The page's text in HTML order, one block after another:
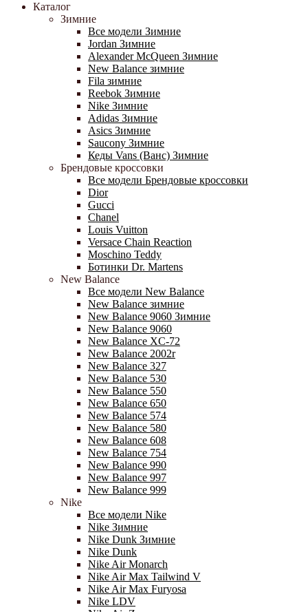
Каталог
Зимние
Все модели Зимние
Jordan Зимние
Alexander McQueen Зимние
New Balance зимние
Fila зимние
Reebok Зимние
Nike Зимние
Adidas Зимние
Asics Зимние
Saucony Зимние
Кеды Vans (Ванс) Зимние
Брендовые кроссовки
Все модели Брендовые кроссовки
Dior
Gucci
Chanel
Louis Vuitton
Versace Chain Reaction
Moschino Teddy
Ботинки Dr. Martens
New Balance
Все модели New Balance
New Balance зимние
New Balance 9060 Зимние
New Balance 9060
New Balance XC-72
New Balance 2002r
New Balance 327
New Balance 530
New Balance 550
New Balance 650
New Balance 574
New Balance 580
New Balance 608
New Balance 754
New Balance 990
New Balance 997
New Balance 999
Nike
Все модели Nike
Nike Зимние
Nike Dunk Зимние
Nike Dunk
Nike Air Monarch
Nike Air Max Tailwind V
Nike Air Max Furyosa
Nike LDV